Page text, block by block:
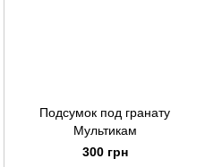
Подсумок под гранату
Мультикам
300 грн